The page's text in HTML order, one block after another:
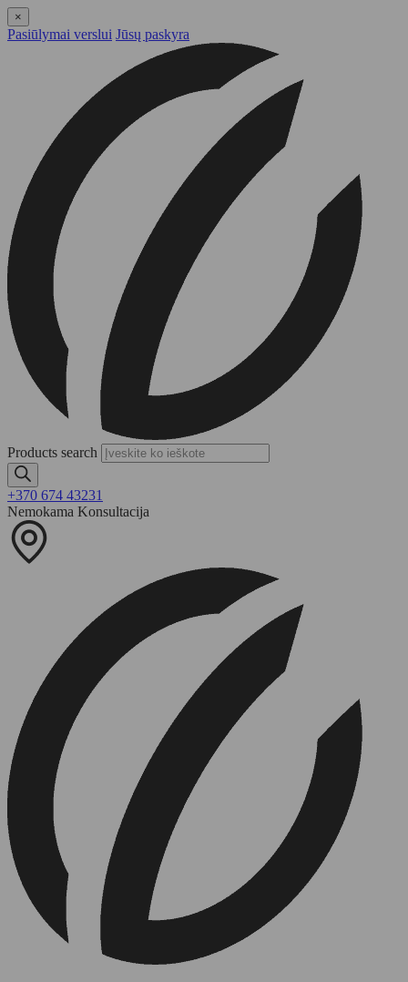
×
Pasiūlymai verslui Jūsų paskyra
Products search
+370 674 43231
Nemokama Konsultacija